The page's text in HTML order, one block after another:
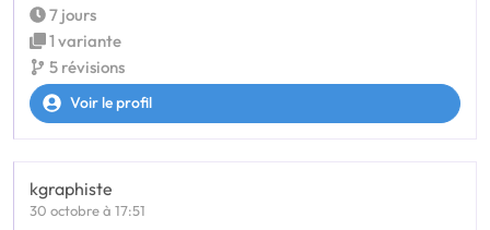
7 jours
1 variante
5 révisions
Voir le profil
kgraphiste
30 octobre à 17:51